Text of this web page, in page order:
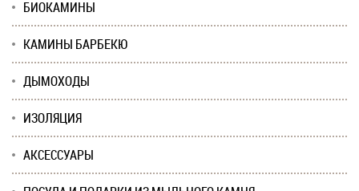
БИОКАМИНЫ
КАМИНЫ БАРБЕКЮ
ДЫМОХОДЫ
ИЗОЛЯЦИЯ
АКСЕССУАРЫ